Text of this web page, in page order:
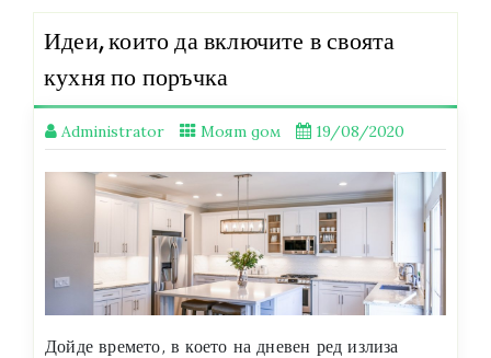
Идеи, които да включите в своята
кухня по поръчка
Administrator Моят дом 19/08/2020
Дойде времето, в което на дневен ред излиза